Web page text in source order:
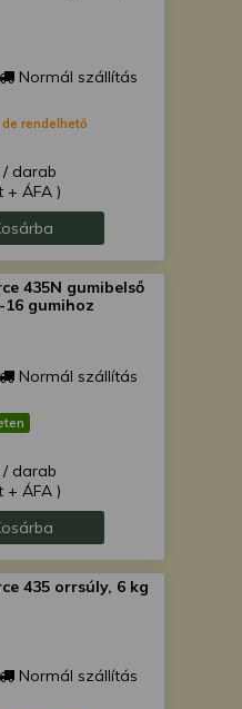
Normál szállítás
rendelhető
/ darab
+ ÁFA )
435N gumibelső
16 gumihoz
Normál szállítás
/ darab
+ ÁFA )
435 orrsúly, 6 kg
Normál szállítás